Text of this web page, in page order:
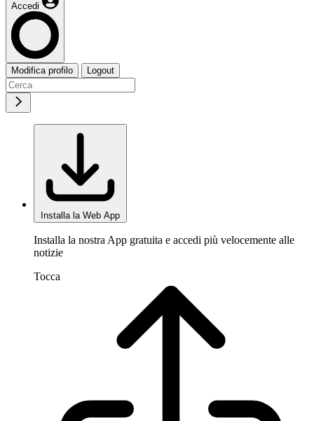
Accedi
Modifica profilo Logout
Installa la Web App
Installa la nostra App gratuita e accedi più velocemente alle
notizie
Tocca